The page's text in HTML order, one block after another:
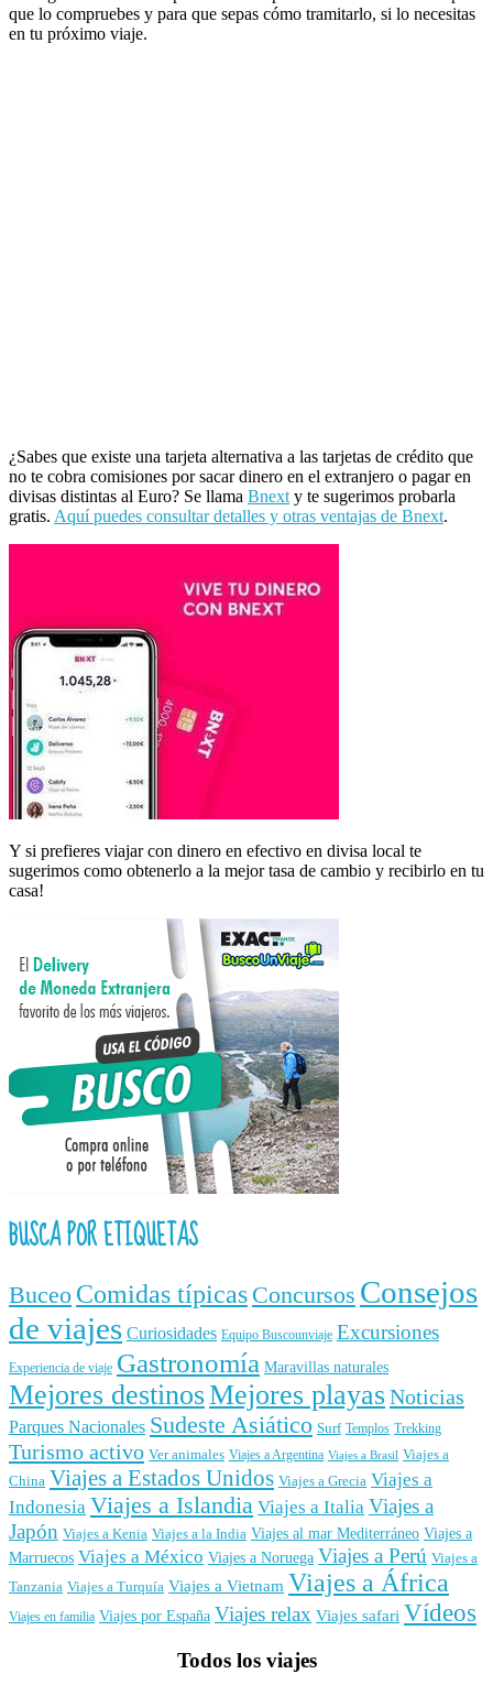
que lo compruebes y para que sepas cómo tramitarlo, si lo necesitas
en tu próximo viaje.
¿Sabes que existe una tarjeta alternativa a las tarjetas de crédito que
no te cobra comisiones por sacar dinero en el extranjero o pagar en
divisas distintas al Euro? Se llama Bnext y te sugerimos probarla
gratis. Aquí puedes consultar detalles y otras ventajas de Bnext.
Y si prefieres viajar con dinero en efectivo en divisa local te
sugerimos como obtenerlo a la mejor tasa de cambio y recibirlo en tu
casa!
BUSCA POR ETIQUETAS
Buceo Comidas típicas Concursos Consejos
de viajes Curiosidades Equipo Buscounviaje Excursiones
Experiencia de viaje Gastronomía Maravillas naturales
Mejores destinosMejores playasNoticias
Parques Nacionales Sudeste Asiático Surf Templos Trekking
Turismo activo Ver animales Viajes a Argentina Viajes a Brasil Viajes a
China Viajes a Estados Unidos Viajes a Grecia Viajes a
Indonesia Viajes a Islandia Viajes a Italia Viajes a
Japón Viajes a Kenia Viajes a la India Viajes al mar Mediterráneo Viajes a
Marruecos Viajes a México Viajes a Noruega Viajes a Perú Viajes a
Tanzania Viajes a Turquía Viajes a Vietnam Viajes a África
Viajes en familia Viajes por España Viajes relax Viajes safari Vídeos
Todos los viajes